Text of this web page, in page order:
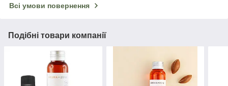
Всі умови повернення
Подібні товари компанії